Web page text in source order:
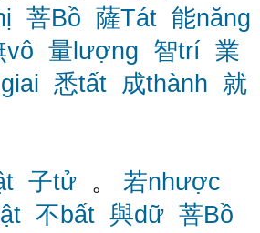
菩Bồ 薩Tát 能năng
vô 量lượng 智trí 業
悉tất 成thành 就
子tử 。 若nhược
不bất 與dữ 菩Bồ